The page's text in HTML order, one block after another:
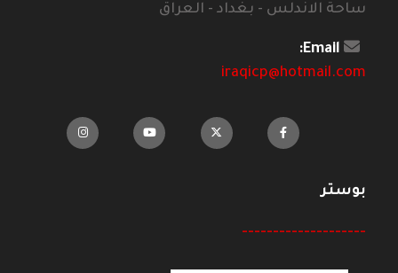
ساحة الاندلس - بغداد - العراق
Email:
iraqicp@hotmail.com
بوستر
--------------------